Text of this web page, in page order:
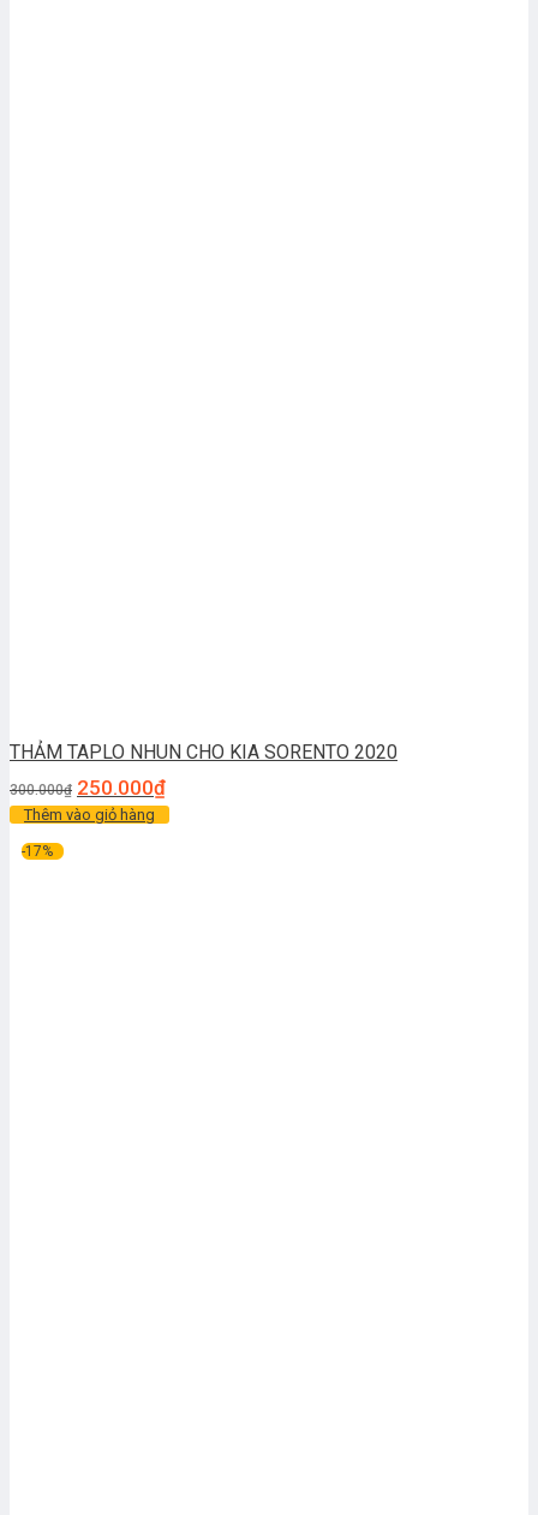
THẢM TAPLO NHUN CHO KIA SORENTO 2020
300.000₫ 250.000₫
Thêm vào giỏ hàng
-17%